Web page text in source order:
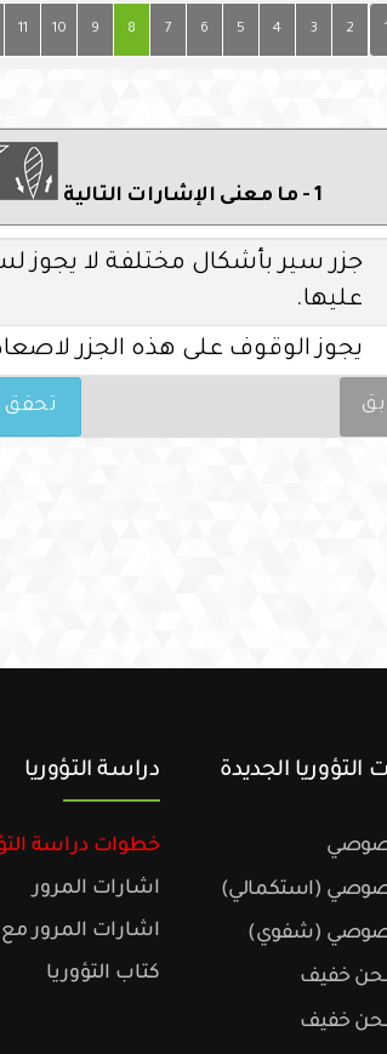
1
2
3
4
5
6
7
8
9
10
11
1 - ما معنى الإشارات التالية
جزر سير بأشكال مختلفة لا يجوز
عليها.
يجوز الوقوف على هذه الجزر
تحقق
التؤوريا الجديدة
خصوصي
(استكمالي)
خصوصي (شفوي)
خفيف
خفيف
دراسة التؤوريا
خطوات دراسة
اشارات المرور
اشارات المرور
كتاب التؤوريا